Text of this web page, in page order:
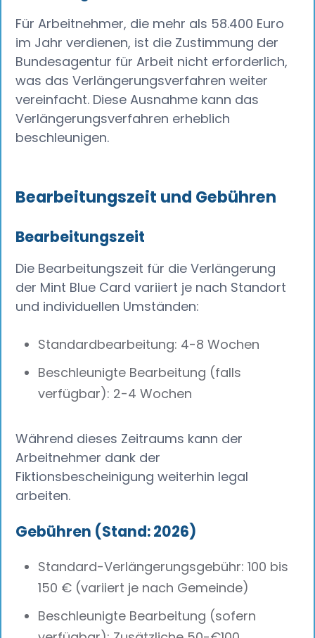
Für Arbeitnehmer, die mehr als 58.400 Euro
im Jahr verdienen, ist die Zustimmung der
Bundesagentur für Arbeit nicht erforderlich,
was das Verlängerungsverfahren weiter
vereinfacht. Diese Ausnahme kann das
Verlängerungsverfahren erheblich
beschleunigen.
Bearbeitungszeit und Gebühren
Bearbeitungszeit
Die Bearbeitungszeit für die Verlängerung
der Mint Blue Card variiert je nach Standort
und individuellen Umständen:
Standardbearbeitung: 4-8 Wochen
Beschleunigte Bearbeitung (falls
verfügbar): 2-4 Wochen
Während dieses Zeitraums kann der
Arbeitnehmer dank der
Fiktionsbescheinigung weiterhin legal
arbeiten.
Gebühren (Stand: 2026)
Standard-Verlängerungsgebühr: 100 bis
150 € (variiert je nach Gemeinde)
Beschleunigte Bearbeitung (sofern